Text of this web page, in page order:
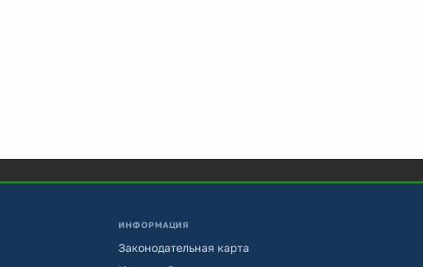
ИНФОРМАЦИЯ
Законодательная карта